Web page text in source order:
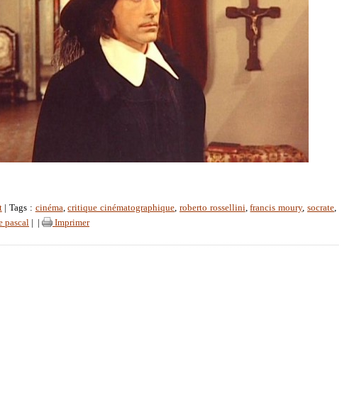
| Tags : cinéma,critique cinématographique, roberto rossellini,francis moury, socrate,
pascal Imprimer